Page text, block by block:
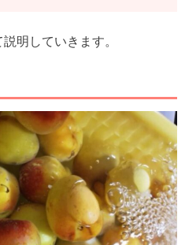
明していきます。